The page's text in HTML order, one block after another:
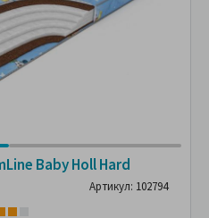
Baby Holl Hard
Артикул: 102794